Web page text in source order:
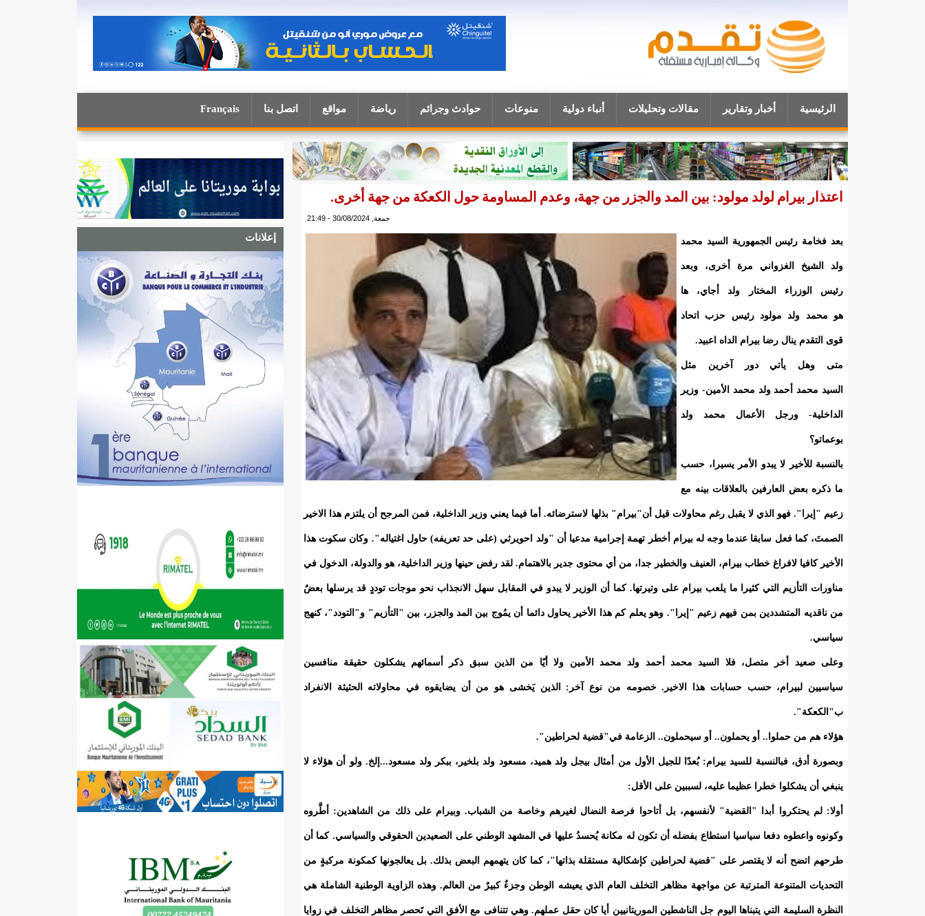
الرئيسية أخبار وتقارير مقالات وتحليلات أنباء دولية منوعات حوادث وجرائم رياضة مواقع اتصل بنا Français
إعلانات
اعتذار بيرام لولد مولود: بين المد والجزر من جهة، وعدم المساومة حول الكعكة من جهة أخرى.
جمعة, 30/08/2024 - 21:49
بعد فخامة رئيس الجمهورية السيد محمد
ولد الشيخ الغزواني مرة أخرى، وبعد
رئيس الوزراء المختار ولد أجاي، ها
هو محمد ولد مولود رئيس حزب اتحاد
قوى التقدم ينال رضا بيرام الداه اعبيد.
متى وهل يأتي دور آخرين مثل
السيد محمد أحمد ولد محمد الأمين- وزير
الداخلية- ورجل الأعمال محمد ولد
بوعماتو؟
بالنسبة للأخير لا يبدو الأمر يسيرا، حسب
ما ذكره بعض العارفين بالعلاقات بينه مع
زعيم "إيرا". فهو الذي لا يقبل رغم محاولات قيل أن"بيرام" بذلها لاسترضائه. أما فيما يعني وزير الداخلية، فمن المرجح أن يلتزم هذا الاخير
الصمتَ، كما فعل سابقا عندما وجه له بيرام أخطر تهمة إجرامية مدعيا أن "ولد احويرثي (على حد تعريفه) حاول اغتياله". وكان سكوت هذا
الأخير كافيا لافراغ خطاب بيرام، العنيف والخطير جدا، من أي محتوى جدير بالاهتمام. لقد رفض حينها وزير الداخلية، هو والدولة، الدخول في
مناورات التأزيم التي كثيرا ما يلعب بيرام على وتيرتها. كما أن الوزير لا يبدو في المقابل سهل الانجذاب نحو موجات توددٍ قد يرسلها بعضٌ
من ناقديه المتشددين بمن فيهم زعيم "إيرا". وهو يعلم كم هذا الأخير يحاول دائما أن يمُوج بين المد والجزر، بين "التأزيم" و"التودد"، كنهج
سياسي.
وعلى صعيد أخر متصل، فلا السيد محمد أحمد ولد محمد الأمين ولا أيًا من الذين سبق ذكر أسمائهم يشكلون حقيقة منافسين
سياسيين لبيرام، حسب حسابات هذا الاخير. خصومه من نوع آخر: الذين يَخشى هو من أن يضايقوه في محاولاته الحثيثة الانفراد
ب"الكعكة".
هؤلاء هم من حملوا.. أو يحملون.. أو سيحملون.. الزعامة في"قضية لحراطين".
وبصورة أدق، فبالنسبة للسيد بيرام: بُعدًا للجيل الأول من أمثال بيجل ولد هميد، مسعود ولد بلخير، ببكر ولد مسعود...إلخ. ولو أن هؤلاء لا
ينبغي أن يشكلوا خطرا عظيما عليه، لسببين على الأقل:
أولا: لم يحتكروا أبدا "القضية" لأنفسهم، بل أتاحوا فرصة النضال لغيرهم وخاصة من الشباب. وبيرام على ذلك من الشاهدين: أطَّروه
وكونوه واعطوه دفعا سياسيا استطاع بفضله أن تكون له مكانة يُحسدُ عليها في المشهد الوطني على الصعيدين الحقوقي والسياسي. كما أن
طرحهم اتضح أنه لا يقتصر على "قضية لحراطين كإشكالية مستقلة بذاتها"، كما كان يتهمهم البعض بذلك. بل يعالجونها كمكونة مركبةٍ من
التحديات المتنوعة المترتبة عن مواجهة مظاهر التخلف العام الذي يعيشه الوطن وجزءٌ كبيرٌ من العالم. وهذه الزاوية الوطنية الشاملة هي
النظرة السليمة التي يتبناها اليوم جل الناشطين الموريتانيين أيا كان حقل عملهم. وهي تتنافى مع الأفق التي تَحصر مظاهر التخلف في زوايا